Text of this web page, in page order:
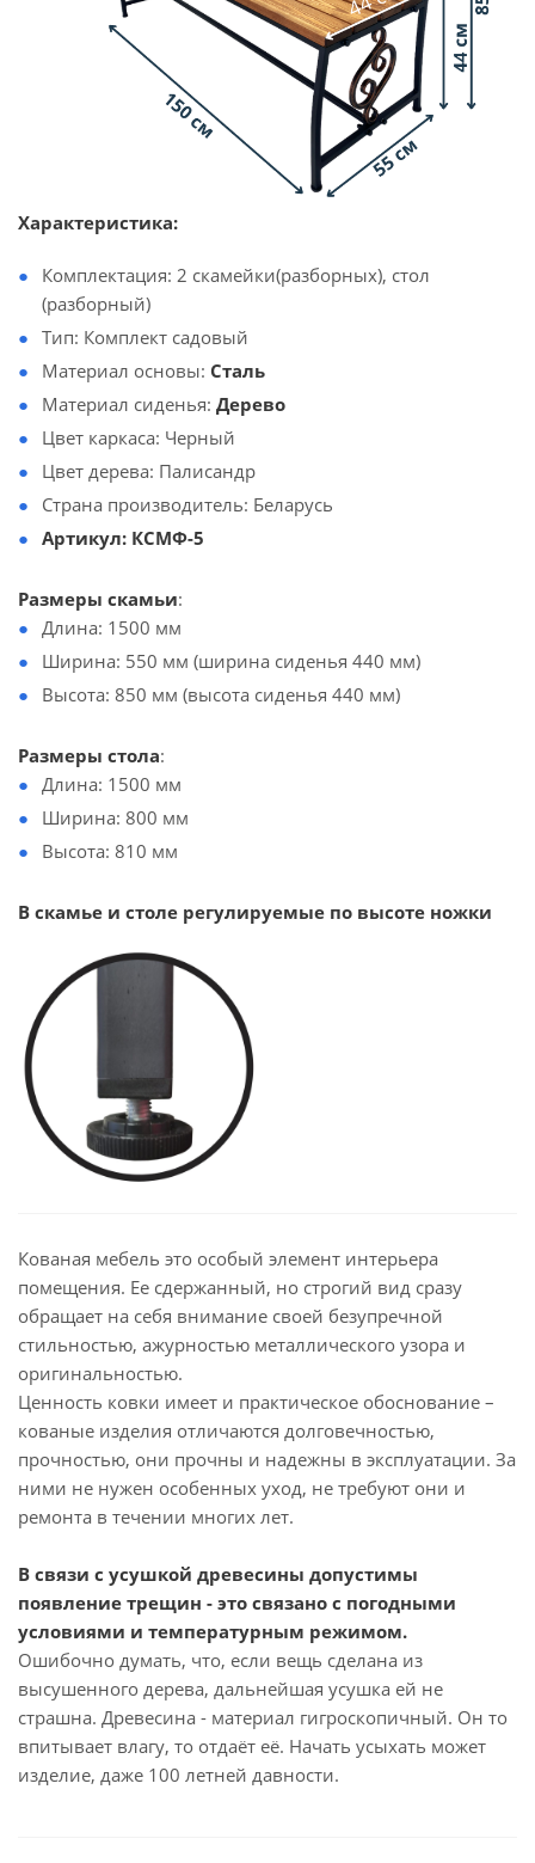
Характеристика:
Комплектация: 2 скамейки(разборных), стол
(разборный)
Тип: Комплект садовый
Материал основы: Сталь
Материал сиденья: Дерево
Цвет каркаса: Черный
Цвет дерева: Палисандр
Страна производитель: Беларусь
Артикул: КСМФ-5
Размеры скамьи:
Длина: 1500 мм
Ширина: 550 мм (ширина сиденья 440 мм)
Высота: 850 мм (высота сиденья 440 мм)
Размеры стола:
Длина: 1500 мм
Ширина: 800 мм
Высота: 810 мм
В скамье и столе регулируемые по высоте ножки
Кованая мебель это особый элемент интерьера
помещения. Ее сдержанный, но строгий вид сразу
обращает на себя внимание своей безупречной
стильностью, ажурностью металлического узора и
оригинальностью.
Ценность ковки имеет и практическое обоснование –
кованые изделия отличаются долговечностью,
прочностью, они прочны и надежны в эксплуатации. За
ними не нужен особенных уход, не требуют они и
ремонта в течении многих лет.
В связи с усушкой древесины допустимы
появление трещин - это связано с погодными
условиями и температурным режимом.
Ошибочно думать, что, если вещь сделана из
высушенного дерева, дальнейшая усушка ей не
страшна. Древесина - материал гигроскопичный. Он то
впитывает влагу, то отдаёт её. Начать усыхать может
изделие, даже 100 летней давности.